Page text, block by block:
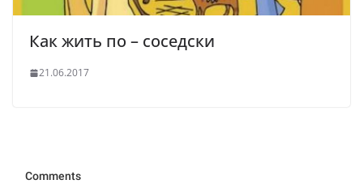
Как жить по – соседски
21.06.2017